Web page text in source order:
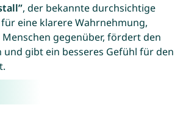
, der bekannte durchsichtige
eine klarere Wahrnehmung,
gegenüber, fördert den
und gibt ein besseres Gefühl für den